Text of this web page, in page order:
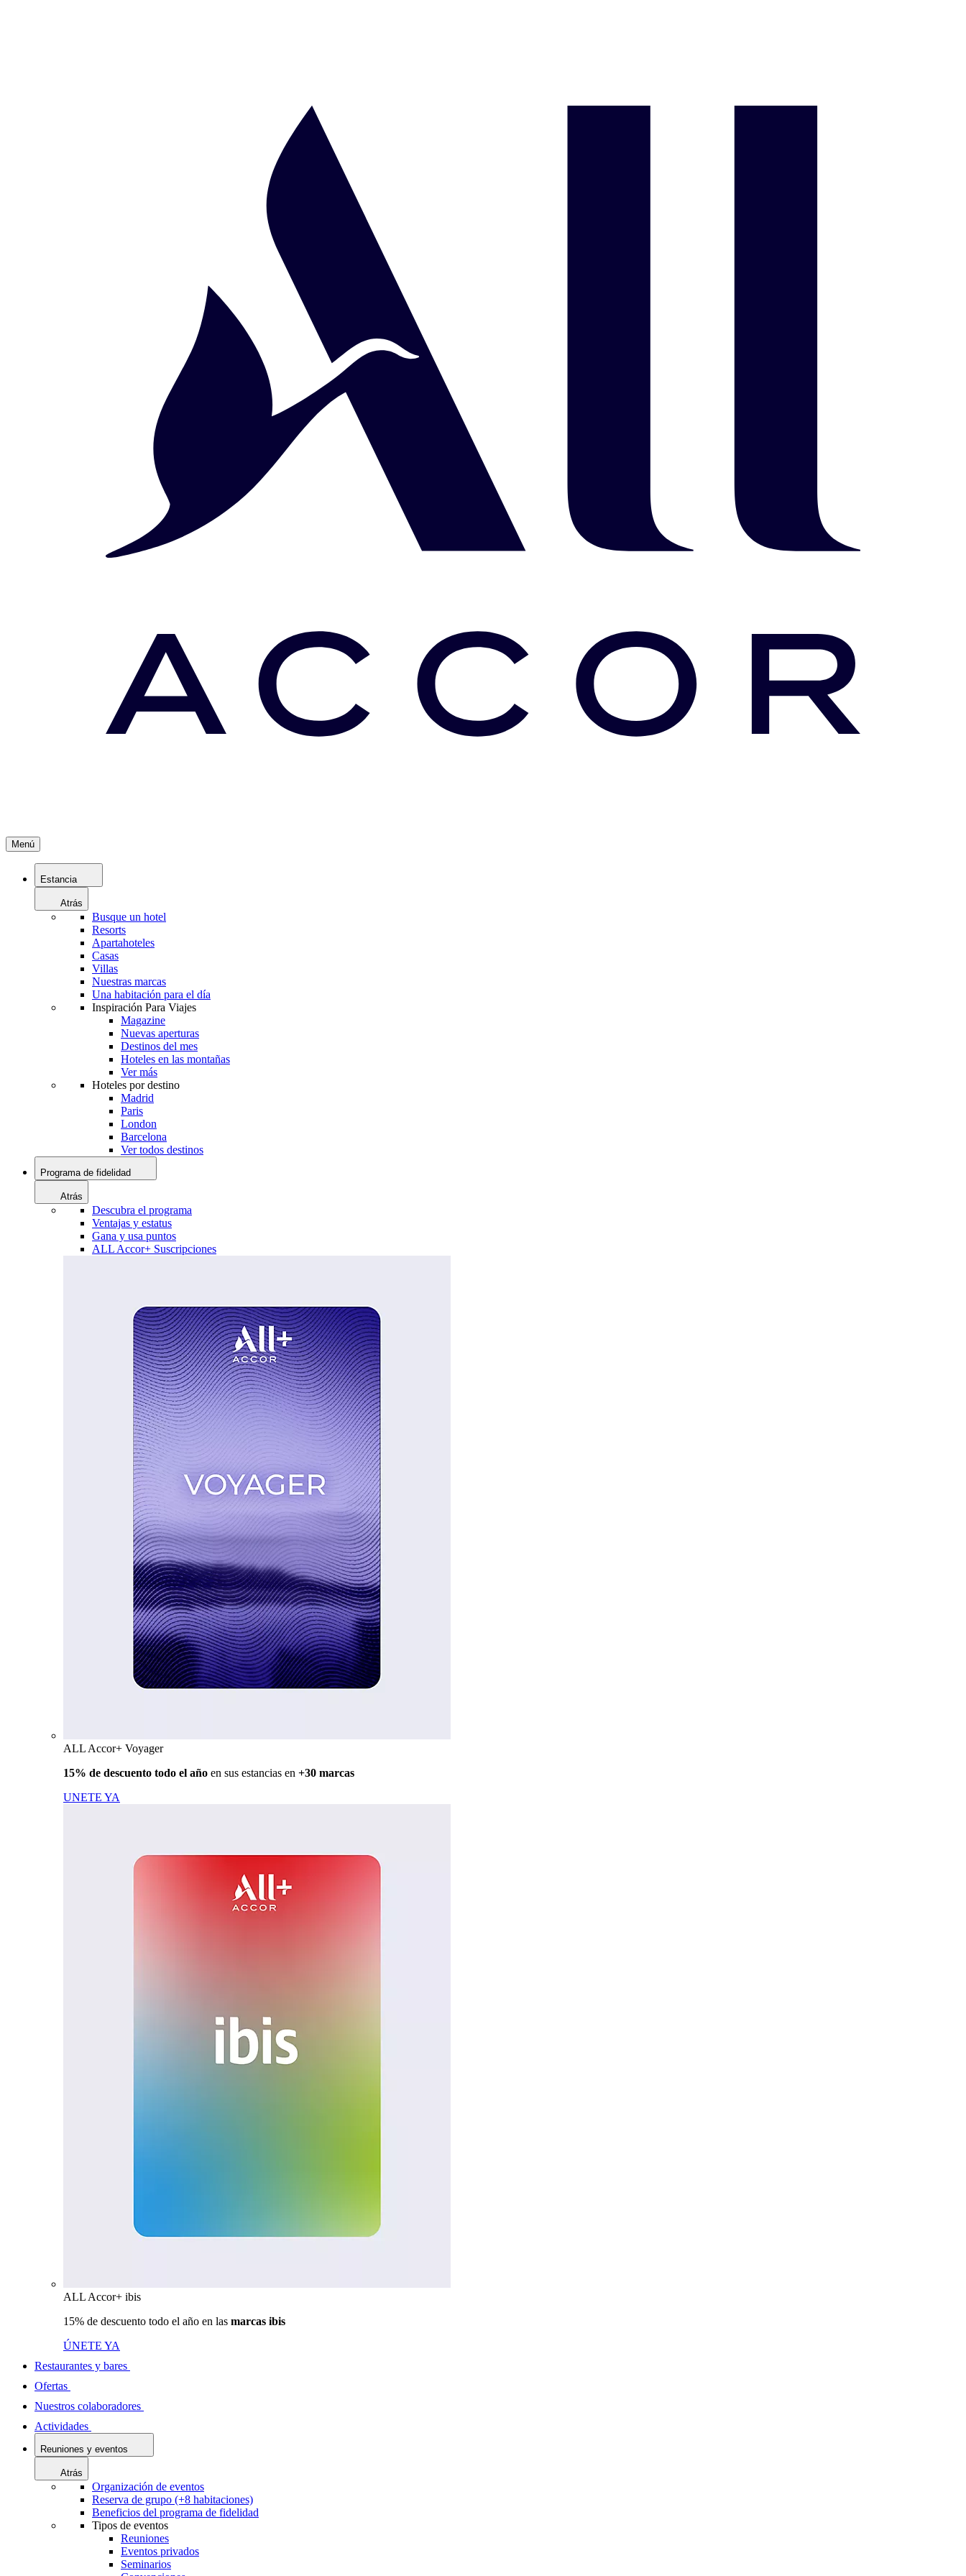
Menú
Estancia
Atrás
Busque un hotel
Resorts
Apartahoteles
Casas
Villas
Nuestras marcas
Una habitación para el día
Inspiración Para Viajes
Magazine
Nuevas aperturas
Destinos del mes
Hoteles en las montañas
Ver más
Hoteles por destino
Madrid
Paris
London
Barcelona
Ver todos destinos
Programa de fidelidad
Atrás
Descubra el programa
Ventajas y estatus
Gana y usa puntos
ALL Accor+ Suscripciones
ALL Accor+ Voyager
15% de descuento todo el año en sus estancias en +30 marcas
UNETE YA
ALL Accor+ ibis
15% de descuento todo el año en las marcas ibis
ÚNETE YA
Restaurantes y bares
Ofertas
Nuestros colaboradores
Actividades
Reuniones y eventos
Atrás
Organización de eventos
Reserva de grupo (+8 habitaciones)
Beneficios del programa de fidelidad
Tipos de eventos
Reuniones
Eventos privados
Seminarios